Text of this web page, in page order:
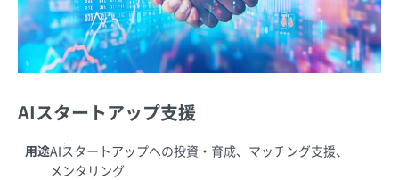
AIスタートアップ支援
用途AIスタートアップへの投資・育成、マッチング支援、
メンタリング